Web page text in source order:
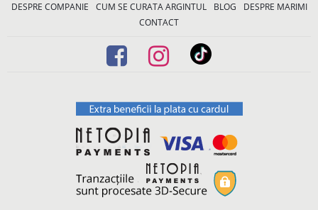
DESPRE COMPANIE CUM SE CURATA ARGINTUL BLOG
DESPRE MARIMI
CONTACT